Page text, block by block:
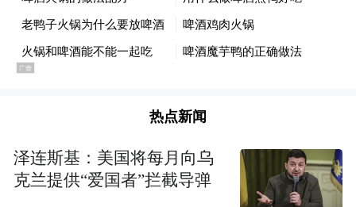
热点新闻
泽连斯基：美国将每月向乌
克兰提供“爱国者”拦截导弹